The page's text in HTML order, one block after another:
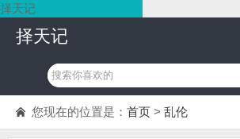
择天记
择天记
您现在的位置是： 首页 > 乱伦